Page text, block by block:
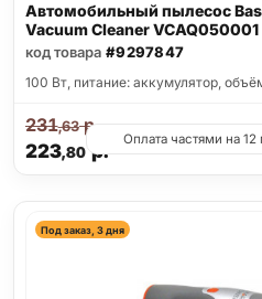
Автомобильный пылесос
Vacuum Cleaner
код товара #9297847
100 Вт, питание: аккумулятор,
223,80р.
231,63р.
Оплата частями на
Под заказ, 3 дня